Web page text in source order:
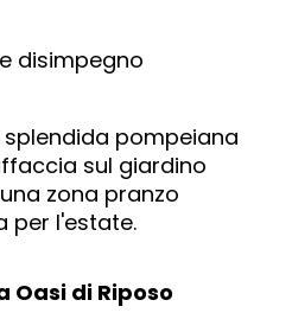
e disimpegno
splendida pompeiana
sul giardino
zona pranzo
per l'estate.
Oasi di Riposo